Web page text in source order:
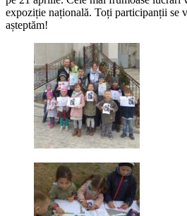
expoziție națională. Toți participanții se
așteptăm!